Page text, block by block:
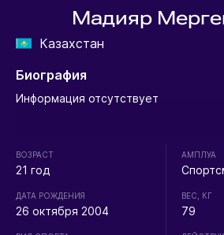
Мадияр
Казахстан
Биография
Информация отсутствует
ВОЗРАСТ
21 год
ДАТА РОЖДЕНИЯ
26 октября 2004
АМПЛУА
ВЕС, КГ
79